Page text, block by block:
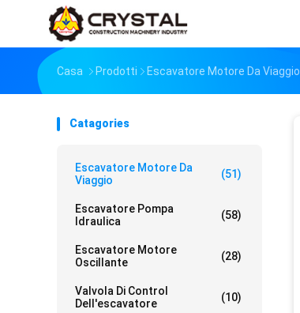
Casa Prodotti Escavatore Motore Da Viaggio
Catagories
Escavatore Motore Da
Viaggio
(51)
Escavatore Pompa
Idraulica
(58)
Escavatore Motore
Oscillante
(28)
Valvola Di Control
Dell'escavatore
(10)